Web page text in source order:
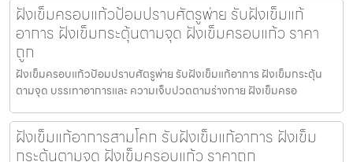
ฝังเข็มครอบแก้วป้อมปราบศัตรูพ่าย รับฝังเข็มแก้
อาการ ฝังเข็มกระตุ้นตามจุด ฝังเข็มครอบแก้ว ราคา
ถูก
ฝังเข็มครอบแก้วป้อมปราบศัตรูพ่าย รับฝังเข็มแก้อาการ ฝังเข็มกระตุ้น
ตามจุด บรรเทาอาการและ ความเจ็บปวดตามร่างกาย ฝังเข็มครอ
ฝังเข็มแก้อาการสามโคก รับฝังเข็มแก้อาการ ฝังเข็ม
กระตุ้นตามจุด ฝังเข็มครอบแก้ว ราคาถูก